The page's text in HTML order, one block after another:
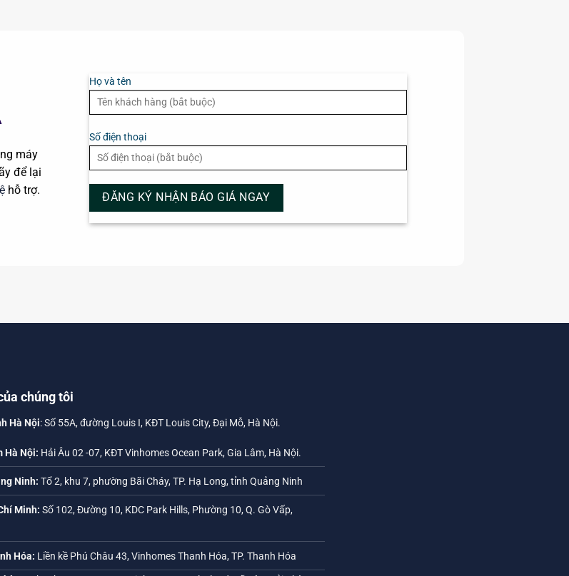
máy
để lại
hỗ trợ.
Họ và tên
Số điện thoại
chúng tôi
Hà Nội: Số 55A, đường Louis I, KĐT Louis City, Đại Mỗ, Hà Nội.
Hà Nội: Hải Âu 02 -07, KĐT Vinhomes Ocean Park, Gia Lâm, Hà Nội.
Ninh: Tổ 2, khu 7, phường Bãi Cháy, TP. Hạ Long, tỉnh Quảng Ninh
Minh: Số 102, Đường 10, KDC Park Hills, Phường 10, Q. Gò Vấp,
Hóa: Liền kề Phú Châu 43, Vinhomes Thanh Hóa, TP. Thanh Hóa